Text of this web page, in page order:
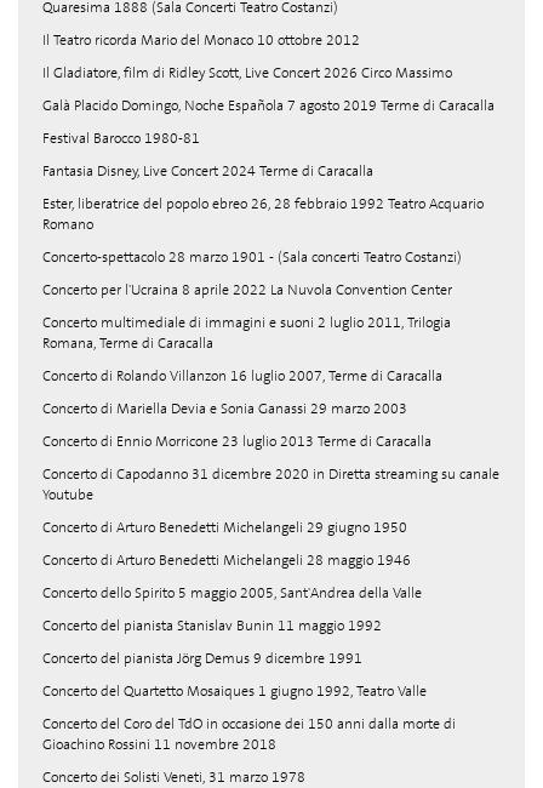
Quaresima 1888 (Sala Concerti Teatro Costanzi)
Il Teatro ricorda Mario del Monaco 10 ottobre 2012
Il Gladiatore, film di Ridley Scott, Live Concert 2026 Circo Massimo
Galà Placido Domingo, Noche Española 7 agosto 2019 Terme di Caracalla
Festival Barocco 1980-81
Fantasia Disney, Live Concert 2024 Terme di Caracalla
Ester, liberatrice del popolo ebreo 26, 28 febbraio 1992 Teatro Acquario
Romano
Concerto-spettacolo 28 marzo 1901 - (Sala concerti Teatro Costanzi)
Concerto per l'Ucraina 8 aprile 2022 La Nuvola Convention Center
Concerto multimediale di immagini e suoni 2 luglio 2011, Trilogia
Romana, Terme di Caracalla
Concerto di Rolando Villanzon 16 luglio 2007, Terme di Caracalla
Concerto di Mariella Devia e Sonia Ganassi 29 marzo 2003
Concerto di Ennio Morricone 23 luglio 2013 Terme di Caracalla
Concerto di Capodanno 31 dicembre 2020 in Diretta streaming su canale
Youtube
Concerto di Arturo Benedetti Michelangeli 29 giugno 1950
Concerto di Arturo Benedetti Michelangeli 28 maggio 1946
Concerto dello Spirito 5 maggio 2005, Sant'Andrea della Valle
Concerto del pianista Stanislav Bunin 11 maggio 1992
Concerto del pianista Jörg Demus 9 dicembre 1991
Concerto del Quartetto Mosaiques 1 giugno 1992, Teatro Valle
Concerto del Coro del TdO in occasione dei 150 anni dalla morte di
Gioachino Rossini 11 novembre 2018
Concerto dei Solisti Veneti, 31 marzo 1978